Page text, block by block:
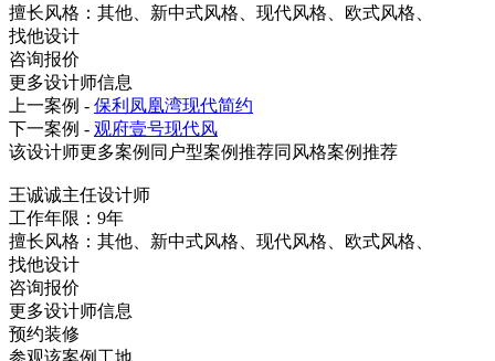
擅长风格：其他、新中式风格、现代风格、欧式风格、
找他设计
咨询报价
更多设计师信息
上一案例 - 保利凤凰湾现代简约
下一案例 - 观府壹号现代风
该设计师更多案例 同户型案例推荐同风格案例推荐
王诚诚主任设计师
工作年限：9年
擅长风格：其他、新中式风格、现代风格、欧式风格、
找他设计
咨询报价
更多设计师信息
预约装修
参观该案例工地